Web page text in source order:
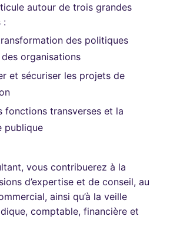
autour de trois grandes
:
des politiques
organisations
et sécuriser les projets de
fonctions transverses et la
publique
vous contribuerez à la
d’expertise et de conseil, au
ainsi qu’à la veille
comptable, financière et